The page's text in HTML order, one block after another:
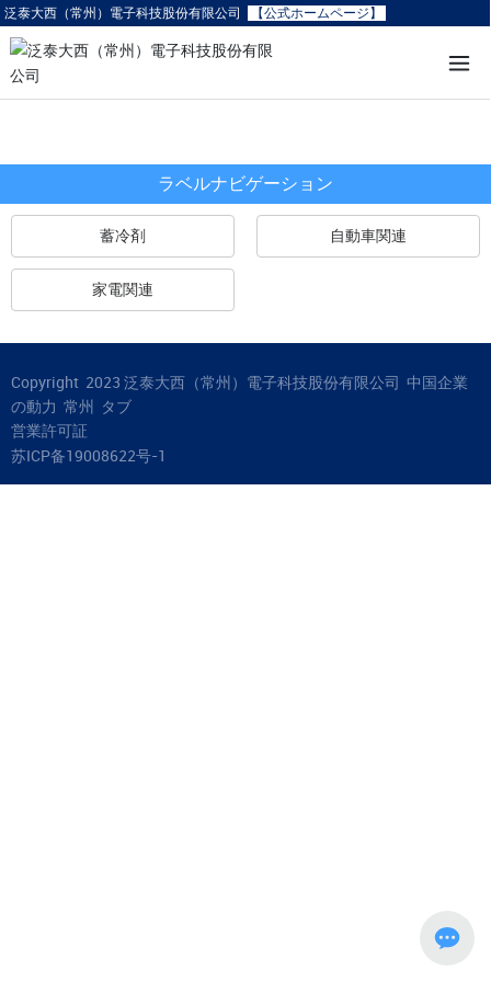
泛泰大西（常州）電子科技股份有限公司 【公式ホームページ】
ラベルナビゲーション
蓄冷剤 自動車関連
家電関連
Copyright 2023 泛泰大西（常州）電子科技股份有限公司 中国企業
の動力 常州 タブ
営業許可証
苏ICP备19008622号-1